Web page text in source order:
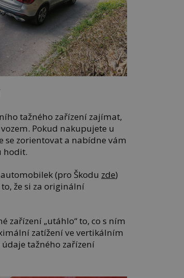
tažného zařízení zajímat,
Pokud nakupujete u
zorientovat a nabídne vám
hodit.
(pro Škodu zde)
že si za originální
zařízení „utáhlo“ to, co s ním
zatížení ve vertikálním
tažného zařízení